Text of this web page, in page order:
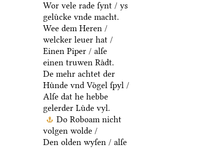
Wor vele rade ſynt / ys
geluͤcke vnde macht.
Wee dem Heren /
welcker leuer hat /
Einen Piper / alſe
einen truwen Raͤdt.
De mehr achtet der
Huͤnde vnd Voͤgel ſpyl /
Alſe dat he hebbe
gelerder Luͤde vyl.
Do Roboam nicht
volgen wolde /
Den olden wyſen / alſe